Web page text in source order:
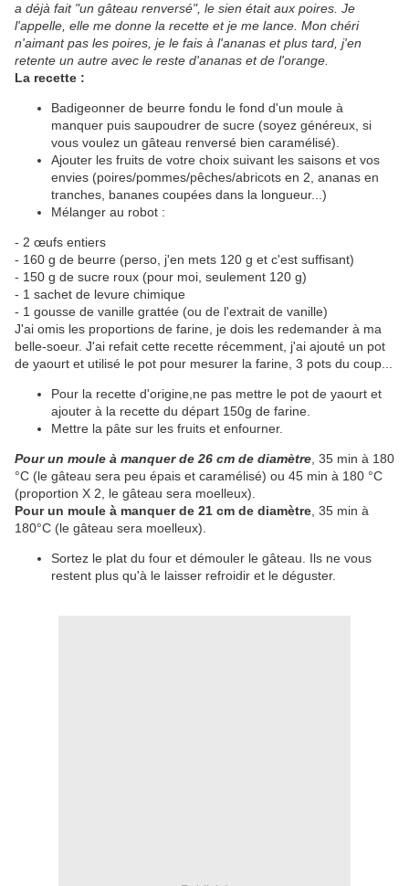
a déjà fait "un gâteau renversé", le sien était aux poires. Je
l'appelle, elle me donne la recette et je me lance. Mon chéri
n'aimant pas les poires, je le fais à l'ananas et plus tard, j'en
retente un autre avec le reste d'ananas et de l'orange.
La recette :
Badigeonner de beurre fondu le fond d'un moule à
manquer puis saupoudrer de sucre (soyez généreux, si
vous voulez un gâteau renversé bien caramélisé).
Ajouter les fruits de votre choix suivant les saisons et vos
envies (poires/pommes/pêches/abricots en 2, ananas en
tranches, bananes coupées dans la longueur...)
Mélanger au robot :
- 2 œufs entiers
- 160 g de beurre (perso, j'en mets 120 g et c'est suffisant)
- 150 g de sucre roux (pour moi, seulement 120 g)
- 1 sachet de levure chimique
- 1 gousse de vanille grattée (ou de l'extrait de vanille)
J'ai omis les proportions de farine, je dois les redemander à ma
belle-soeur. J'ai refait cette recette récemment, j'ai ajouté un pot
de yaourt et utilisé le pot pour mesurer la farine, 3 pots du coup...
Pour la recette d'origine,ne pas mettre le pot de yaourt et
ajouter à la recette du départ 150g de farine.
Mettre la pâte sur les fruits et enfourner.
Pour un moule à manquer de 26 cm de diamètre , 35 min à 180
°C (le gâteau sera peu épais et caramélisé) ou 45 min à 180 °C
(proportion X 2, le gâteau sera moelleux).
Pour un moule à manquer de 21 cm de diamètre , 35 min à
180°C (le gâteau sera moelleux).
Sortez le plat du four et démouler le gâteau. Ils ne vous
restent plus qu'à le laisser refroidir et le déguster.